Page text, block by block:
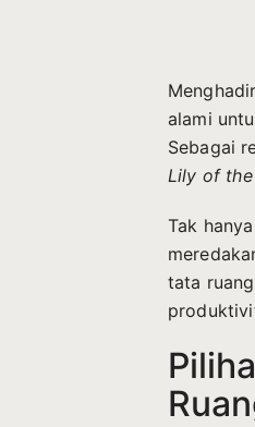
alami
Sebagai
Lily of
Tak
tata